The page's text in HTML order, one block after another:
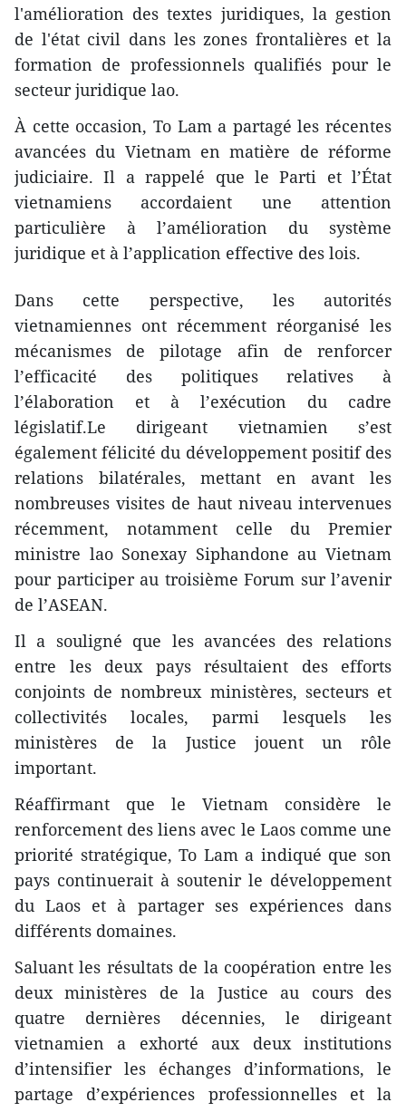
l'amélioration des textes juridiques, la gestion
de l'état civil dans les zones frontalières et la
formation de professionnels qualifiés pour le
secteur juridique lao.
À cette occasion, To Lam a partagé les récentes
avancées du Vietnam en matière de réforme
judiciaire. Il a rappelé que le Parti et l’État
vietnamiens accordaient une attention
particulière à l’amélioration du système
juridique et à l’application effective des lois.
Dans cette perspective, les autorités
vietnamiennes ont récemment réorganisé les
mécanismes de pilotage afin de renforcer
l’efficacité des politiques relatives à
l’élaboration et à l’exécution du cadre
législatif.Le dirigeant vietnamien s’est
également félicité du développement positif des
relations bilatérales, mettant en avant les
nombreuses visites de haut niveau intervenues
récemment, notamment celle du Premier
ministre lao Sonexay Siphandone au Vietnam
pour participer au troisième Forum sur l’avenir
de l’ASEAN.
Il a souligné que les avancées des relations
entre les deux pays résultaient des efforts
conjoints de nombreux ministères, secteurs et
collectivités locales, parmi lesquels les
ministères de la Justice jouent un rôle
important.
Réaffirmant que le Vietnam considère le
renforcement des liens avec le Laos comme une
priorité stratégique, To Lam a indiqué que son
pays continuerait à soutenir le développement
du Laos et à partager ses expériences dans
différents domaines.
Saluant les résultats de la coopération entre les
deux ministères de la Justice au cours des
quatre dernières décennies, le dirigeant
vietnamien a exhorté aux deux institutions
d’intensifier les échanges d’informations, le
partage d’expériences professionnelles et la